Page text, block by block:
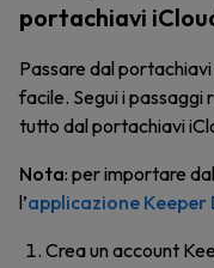
portachiavi
Passare dal
facile. Segui i
tutto dal portachiavi
Nota: per importare
l’applicazione Keeper
Crea un account